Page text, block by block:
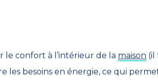
confort à l’intérieur de la maison (il
les besoins en énergie, ce qui